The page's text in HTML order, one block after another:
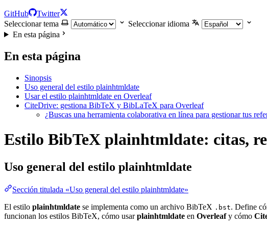
GitHub
Twitter
Seleccionar tema
Seleccionar idioma
En esta página
En esta página
Sinopsis
Uso general del estilo plainhtmldate
Usar el estilo plainhtmldate en Overleaf
CiteDrive: gestiona BibTeX y BibLaTeX para Overleaf
¿Buscas una herramienta colaborativa en línea para gestionar tus
Estilo BibTeX plainhtmldate: citas,
Uso general del estilo plainhtmldate
Sección titulada «Uso general del estilo plainhtmldate»
El estilo plainhtmldate se implementa como un archivo BibTeX .bst. Define
funcionan los estilos BibTeX, cómo usarplainhtmldate en Overleafy cómo